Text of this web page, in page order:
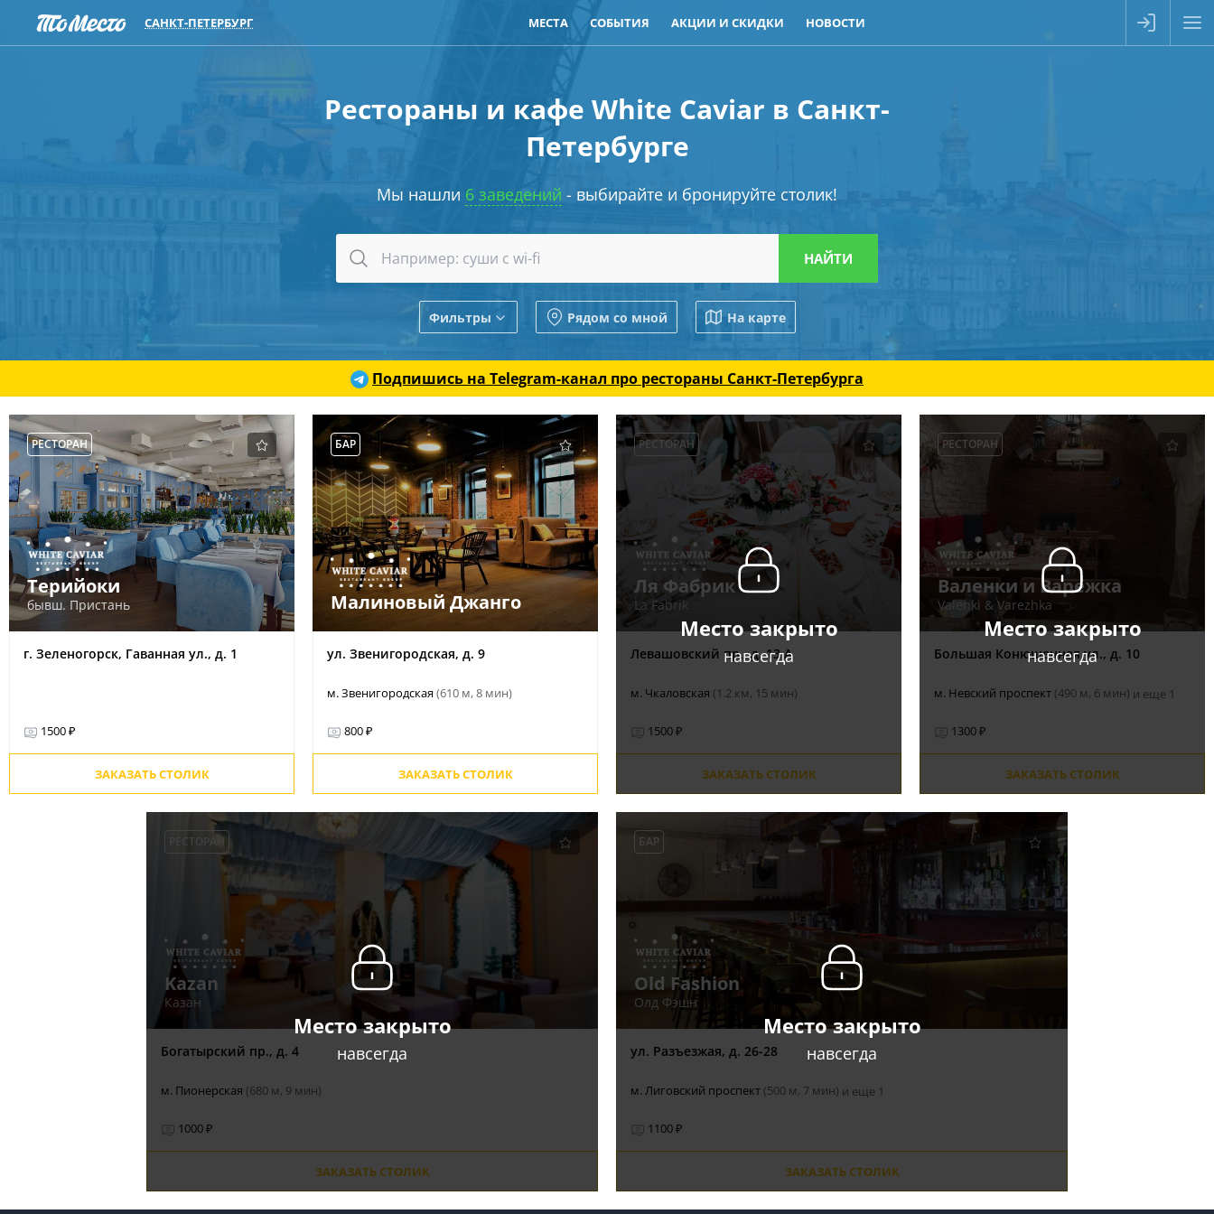
САНКТ-ПЕТЕРБУРГ МЕСТА СОБЫТИЯ АКЦИИ И СКИДКИ НОВОСТИ
Рестораны и кафе White Caviar в Санкт-
Петербурге
Мы нашли 6 заведений - выбирайте и бронируйте столик!
Фильтры Рядом со мной На карте
Подпишись на Telegram-канал про рестораны Санкт-Петербурга
РЕСТОРАН
Терийоки
бывш. Пристань
г. Зеленогорск, Гаванная ул., д. 1
1500 ₽
ЗАКАЗАТЬ СТОЛИК
БАР
Малиновый Джанго
ул. Звенигородская, д. 9
м. Звенигородская(610 м, 8 мин)
800 ₽
ЗАКАЗАТЬ СТОЛИК
Место закрыто
навсегда
РЕСТОРАН
Ля Фабрик
La Fabrik
Левашовский пр., д. 13 А
м. Чкаловская (1.2 км, 15 мин)
1500 ₽
ЗАКАЗАТЬ СТОЛИК
Место закрыто
навсегда
РЕСТОРАН
Валенки и Варежка
Valenki & Varezhka
Большая Конюшенная ул., д. 10
м. Невский проспект (490 м, 6 мин) и еще 1
1300 ₽
ЗАКАЗАТЬ СТОЛИК
Место закрыто
навсегда
РЕСТОРАН
Kazan
Казан
Богатырский пр., д. 4
м. Пионерская (680 м, 9 мин)
1000 ₽
ЗАКАЗАТЬ СТОЛИК
Место закрыто
навсегда
БАР
Old Fashion
Олд Фэшн
ул. Разъезжая, д. 26-28
м. Лиговский проспект (500 м, 7 мин) и еще 1
1100 ₽
ЗАКАЗАТЬ СТОЛИК